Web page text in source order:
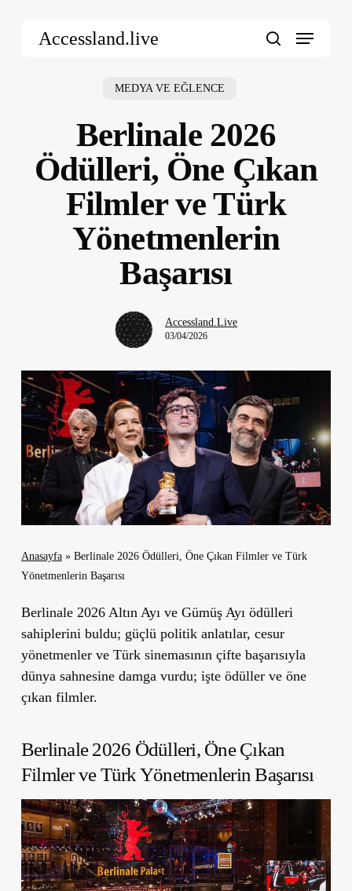
Accessland.live Menu
MEDYA VE EĞLENCE
Berlinale 2026
Ödülleri, Öne Çıkan
Filmler ve Türk
Yönetmenlerin
Başarısı
Accessland.Live
03/04/2026
Anasayfa» Berlinale 2026 Ödülleri, Öne Çıkan Filmler ve Türk
Yönetmenlerin Başarısı
Berlinale 2026 Altın Ayı ve Gümüş Ayı ödülleri
sahiplerini buldu; güçlü politik anlatılar, cesur
yönetmenler ve Türk sinemasının çifte başarısıyla
dünya sahnesine damga vurdu; işte ödüller ve öne
çıkan filmler.
Berlinale 2026 Ödülleri, Öne Çıkan
Filmler ve Türk Yönetmenlerin Başarısı